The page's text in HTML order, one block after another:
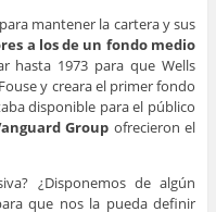
mantener la cartera y sus
a los de un fondo medio
hasta 1973 para que Wells
y creara el primer fondo
disponible para el público
Group ofrecieron el
¿Disponemos de algún
que nos la pueda definir